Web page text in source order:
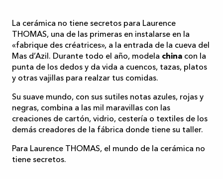
La cerámica no tiene secretos para Laurence
THOMAS, una de las primeras en instalarse en la
«fabrique des créatrices», a la entrada de la cueva del
Mas d’Azil. Durante todo el año, modela china con la
punta de los dedos y da vida a cuencos, tazas, platos
y otras vajillas para realzar tus comidas.
Su suave mundo, con sus sutiles notas azules, rojas y
negras, combina a las mil maravillas con las
creaciones de cartón, vidrio, cestería o textiles de los
demás creadores de la fábrica donde tiene su taller.
Para Laurence THOMAS, el mundo de la cerámica no
tiene secretos.